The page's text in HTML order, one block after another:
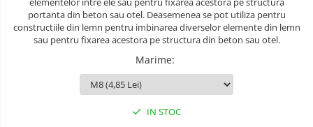
portanta din beton sau otel. Deasemenea se pot utiliza pentru
constructiile din lemn pentru imbinarea diverselor elemente din lemn
sau pentru fixarea acestora pe structura din beton sau otel.
Marime:
IN STOC